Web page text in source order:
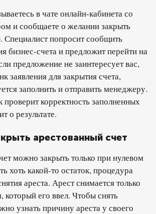
в чате онлайн-кабинета со
и сообщаете о желании закрыть
Специалист попросит сообщить
бизнес-счета и предложит перейти на
предложение не заинтересует вас,
заявления для закрытия счета,
заполнить и отправить менеджеру.
проверит корректность заполненных
о результате.
арестованный счет
можно закрыть только при нулевом
хоть какой-то остаток, процедура
ареста. Арест снимается только
который его ввел. Чтобы снять
узнать причину ареста у своего